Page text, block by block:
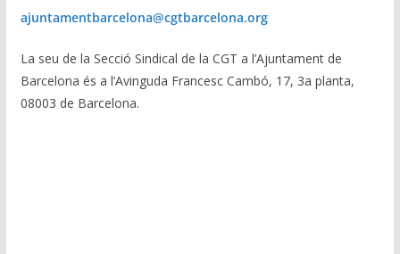
ajuntamentbarcelona@cgtbarcelona.org
La seu de la Secció Sindical de la CGT a l’Ajuntament de
Barcelona és a l’Avinguda Francesc Cambó, 17, 3a planta,
08003 de Barcelona.